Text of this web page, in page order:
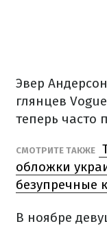
Эвер
глянцев
теперь часто
СМОТРИТЕ ТАКЖЕ
обложки
безупречные
В ноябре